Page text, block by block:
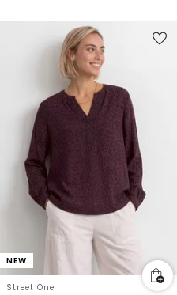
NEW
Street One